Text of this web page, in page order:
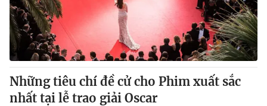
Những tiêu chí đề cử cho Phim xuất sắc
nhất tại lễ trao giải Oscar